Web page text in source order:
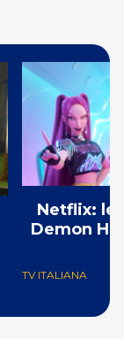
Netflix: le
Demon
TV ITALIANA